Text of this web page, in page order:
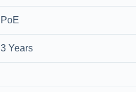
PoE
3 Years